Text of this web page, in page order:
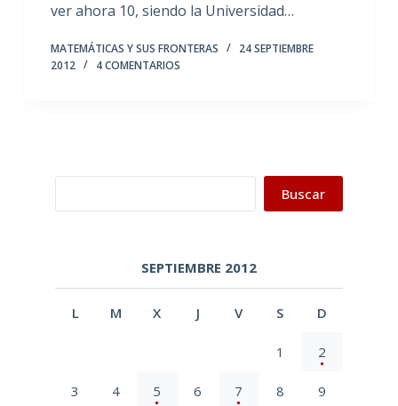
ver ahora 10, siendo la Universidad…
MATEMÁTICAS Y SUS FRONTERAS
24 SEPTIEMBRE
2012
4 COMENTARIOS
Buscar
SEPTIEMBRE 2012
L M X J V S D
1 2
3 4 5 6 7 8 9